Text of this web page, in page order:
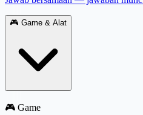
🎮 Game & Alat
🎮 Game